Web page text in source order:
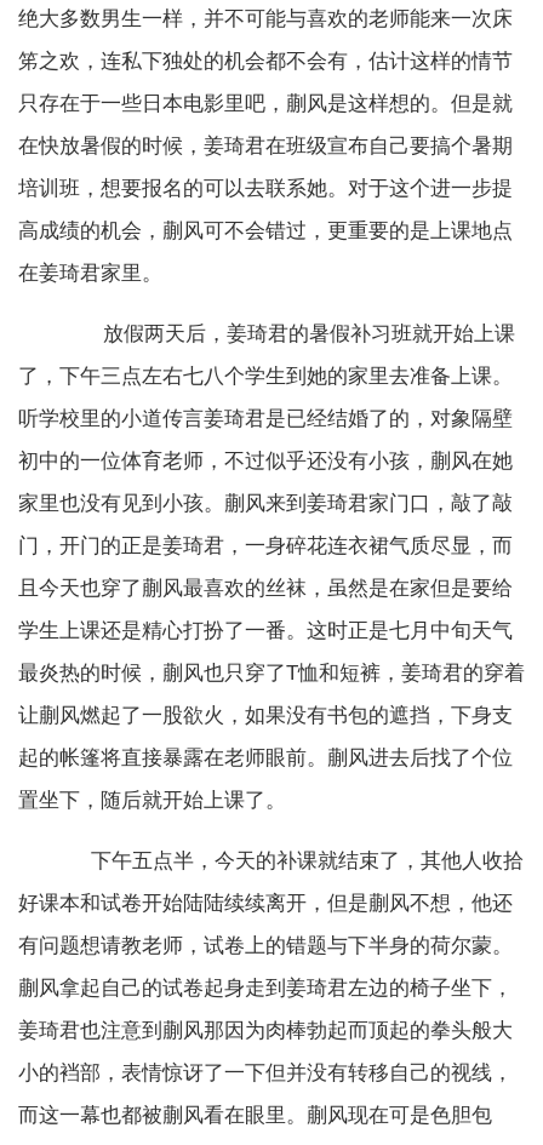
绝大多数男生一样，并不可能与喜欢的老师能来一次床
笫之欢，连私下独处的机会都不会有，估计这样的情节
只存在于一些日本电影里吧，蒯风是这样想的。但是就
在快放暑假的时候，姜琦君在班级宣布自己要搞个暑期
培训班，想要报名的可以去联系她。对于这个进一步提
高成绩的机会，蒯风可不会错过，更重要的是上课地点
在姜琦君家里。
放假两天后，姜琦君的暑假补习班就开始上课
了，下午三点左右七八个学生到她的家里去准备上课。
听学校里的小道传言姜琦君是已经结婚了的，对象隔壁
初中的一位体育老师，不过似乎还没有小孩，蒯风在她
家里也没有见到小孩。蒯风来到姜琦君家门口，敲了敲
门，开门的正是姜琦君，一身碎花连衣裙气质尽显，而
且今天也穿了蒯风最喜欢的丝袜，虽然是在家但是要给
学生上课还是精心打扮了一番。这时正是七月中旬天气
最炎热的时候，蒯风也只穿了T恤和短裤，姜琦君的穿着
让蒯风燃起了一股欲火，如果没有书包的遮挡，下身支
起的帐篷将直接暴露在老师眼前。蒯风进去后找了个位
置坐下，随后就开始上课了。
下午五点半，今天的补课就结束了，其他人收拾
好课本和试卷开始陆陆续续离开，但是蒯风不想，他还
有问题想请教老师，试卷上的错题与下半身的荷尔蒙。
蒯风拿起自己的试卷起身走到姜琦君左边的椅子坐下，
姜琦君也注意到蒯风那因为肉棒勃起而顶起的拳头般大
小的裆部，表情惊讶了一下但并没有转移自己的视线，
而这一幕也都被蒯风看在眼里。蒯风现在可是色胆包